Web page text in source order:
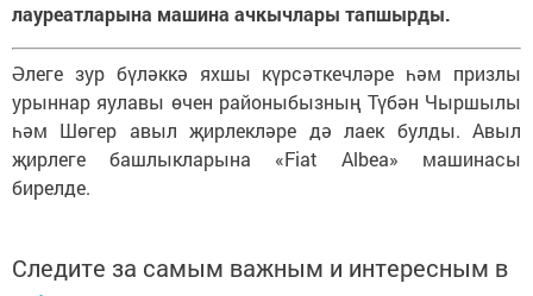
лауреатларына машина ачкычлары тапшырды.
Әлеге зур бүләккә яхшы күрсәткечләре һәм призлы
урыннар яулавы өчен районыбызның Түбән Чыршылы
һәм Шөгер авыл җирлекләре дә лаек булды. Авыл
җирлеге башлыкларына «Fiat Albea» машинасы
бирелде.
Следите за самым важным и интересным в